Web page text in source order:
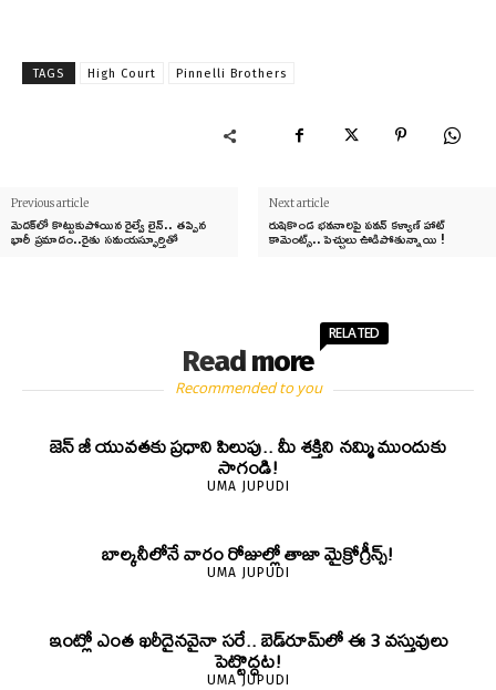
TAGS High Court Pinnelli Brothers
Previous article
మెదక్‌లో కొట్టుకుపోయిన రైల్వే లైన్.. తప్పిన
భారీ ప్రమాదం..రైతు సమయస్ఫూర్తితో
Next article
రుషికొండ భవనాలపై పవన్ కళ్యాణ్ హాట్
కామెంట్స్.. పెచ్చులు ఊడిపోతున్నాయి !
Read more
RELATED
Recommended to you
జెన్‌ జీ యువతకు ప్రధాని పిలుపు.. మీ శక్తిని నమ్మి ముందుకు
సాగండి!
UMA JUPUDI
బాల్కనీలోనే వారం రోజుల్లో తాజా మైక్రోగ్రీన్స్‌!
UMA JUPUDI
ఇంట్లో ఎంత ఖరీదైనవైనా సరే.. బెడ్‌రూమ్‌లో ఈ 3 వస్తువులు
పెట్టొద్దట!
UMA JUPUDI